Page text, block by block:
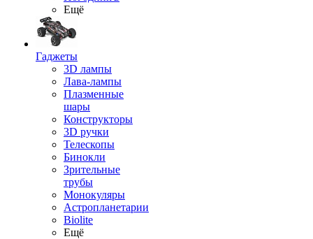
Ещё
Гаджеты
3D лампы
Лава-лампы
Плазменные
шары
Конструкторы
3D ручки
Телескопы
Бинокли
Зрительные
трубы
Монокуляры
Астропланетарии
Biolite
Ещё